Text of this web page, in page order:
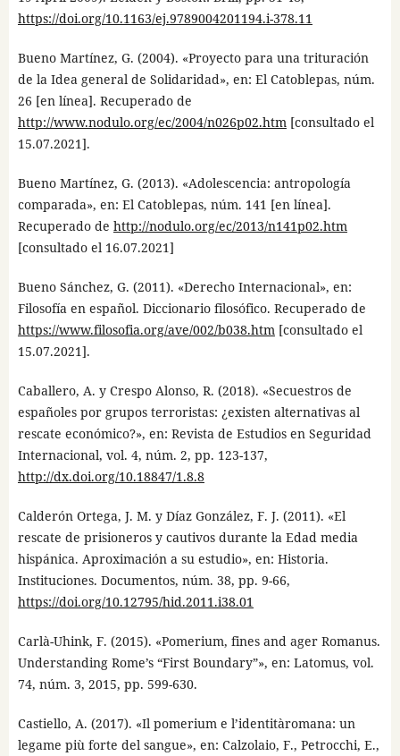
https://doi.org/10.1163/ej.9789004201194.i-378.11
Bueno Martínez, G. (2004). «Proyecto para una trituración
de la Idea general de Solidaridad», en: El Catoblepas, núm.
26 [en línea]. Recuperado de
http://www.nodulo.org/ec/2004/n026p02.htm[consultado el
15.07.2021].
Bueno Martínez, G. (2013). «Adolescencia: antropología
comparada», en: El Catoblepas, núm. 141 [en línea].
Recuperado de http://nodulo.org/ec/2013/n141p02.htm
[consultado el 16.07.2021]
Bueno Sánchez, G. (2011). «Derecho Internacional», en:
Filosofía en español. Diccionario filosófico. Recuperado de
https://www.filosofia.org/ave/002/b038.htm[consultado el
15.07.2021].
Caballero, A. y Crespo Alonso, R. (2018). «Secuestros de
españoles por grupos terroristas: ¿existen alternativas al
rescate económico?», en: Revista de Estudios en Seguridad
Internacional, vol. 4, núm. 2, pp. 123-137,
http://dx.doi.org/10.18847/1.8.8
Calderón Ortega, J. M. y Díaz González, F. J. (2011). «El
rescate de prisioneros y cautivos durante la Edad media
hispánica. Aproximación a su estudio», en: Historia.
Instituciones. Documentos, núm. 38, pp. 9-66,
https://doi.org/10.12795/hid.2011.i38.01
Carlà-Uhink, F. (2015). «Pomerium, fines and ager Romanus.
Understanding Rome’s “First Boundary”», en: Latomus, vol.
74, núm. 3, 2015, pp. 599-630.
Castiello, A. (2017). «Il pomerium e l’identitàromana: un
legame più forte del sangue», en: Calzolaio, F., Petrocchi, E.,